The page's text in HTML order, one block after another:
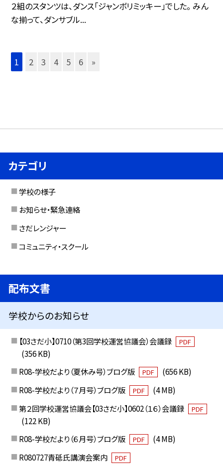
２組のスタンツは、ダンス「ジャンボリミッキー」でした。 みん
な揃って、ダンサブル...
1 2 3 4 5 6 »
カテゴリ
学校の様子
お知らせ・緊急連絡
さだレンジャー
コミュニティ・スクール
配布文書
学校からのお知らせ
【03さだ小】0710（第3回学校運営協議会）会議録 PDF
(356 KB)
R08-学校だより（夏休み号）ブログ版
PDF
(656 KB)
R08-学校だより（７月号）ブログ版
PDF
(4 MB)
第２回学校運営協議会【03さだ小】0602（１６）会議録
PDF
(122 KB)
R08-学校だより（６月号）ブログ版
PDF
(4 MB)
R080727青砥氏講演会案内
PDF